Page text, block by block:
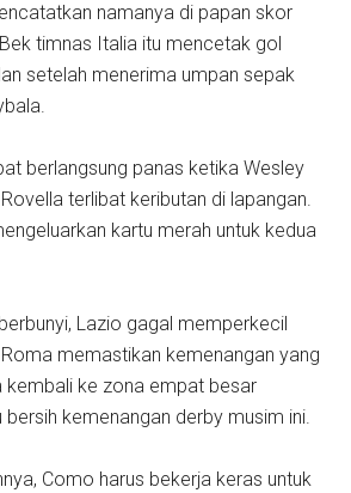
namanya di papan skor
timnas Italia itu mencetak gol
setelah menerima umpan sepak
berlangsung panas ketika Wesley
terlibat keributan di lapangan.
kartu merah untuk kedua
Lazio gagal memperkecil
memastikan kemenangan yang
ke zona empat besar
kemenangan derby musim ini.
Como harus bekerja keras untuk